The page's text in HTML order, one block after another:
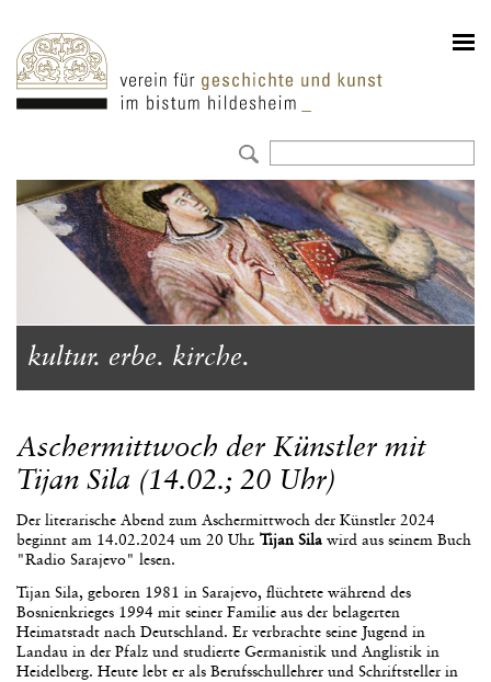
kultur. erbe. kirche.
Aschermittwoch der Künstler mit
Tijan Sila (14.02.; 20 Uhr)
Der literarische Abend zum Aschermittwoch der Künstler 2024
beginnt am 14.02.2024 um 20 Uhr. Tijan Sila wird aus seinem Buch
"Radio Sarajevo" lesen.
Tijan Sila, geboren 1981 in Sarajevo, flüchtete während des
Bosnienkrieges 1994 mit seiner Familie aus der belagerten
Heimatstadt nach Deutschland. Er verbrachte seine Jugend in
Landau in der Pfalz und studierte Germanistik und Anglistik in
Heidelberg. Heute lebt er als Berufsschullehrer und Schriftsteller in